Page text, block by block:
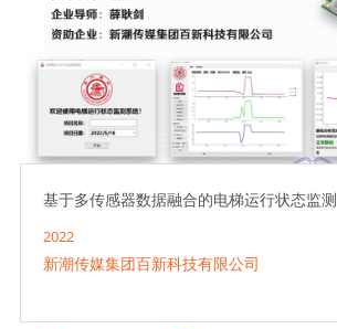
基于多传感器数据融合的电梯运行状态监测
2022
新潮传媒集团百新科技有限公司